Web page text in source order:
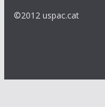
©2012 uspac.cat